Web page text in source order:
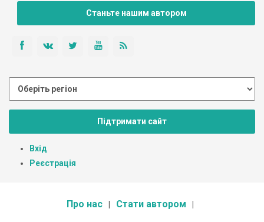
Станьте нашим автором
Підтримати сайт
Вхід
Реєстрація
Про нас Стати автором